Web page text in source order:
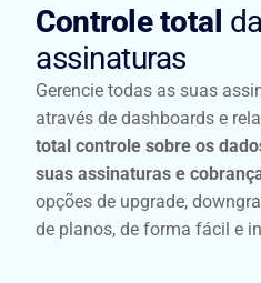
Controle total
assinaturas
Gerencie todas as suas
através de dashboards e
total controle sobre os
suas assinaturas e
opções de upgrade,
de planos, de forma fácil e